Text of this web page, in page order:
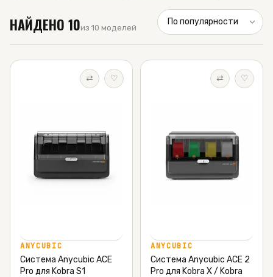
НАЙДЕНО 10из 10 моделей
⇄ ♡
ANYCUBIC
Система Anycubic ACE
Pro для Kobra S1
⇄ ♡
ANYCUBIC
Система Anycubic ACE 2
Pro для Kobra X / Kobra